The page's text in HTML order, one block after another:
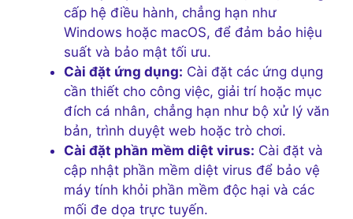
cấp hệ điều hành, chẳng hạn như
Windows hoặc macOS, để đảm bảo hiệu
suất và bảo mật tối ưu.
Cài đặt ứng dụng: Cài đặt các ứng dụng
cần thiết cho công việc, giải trí hoặc mục
đích cá nhân, chẳng hạn như bộ xử lý văn
bản, trình duyệt web hoặc trò chơi.
Cài đặt phần mềm diệt virus: Cài đặt và
cập nhật phần mềm diệt virus để bảo vệ
máy tính khỏi phần mềm độc hại và các
mối đe dọa trực tuyến.